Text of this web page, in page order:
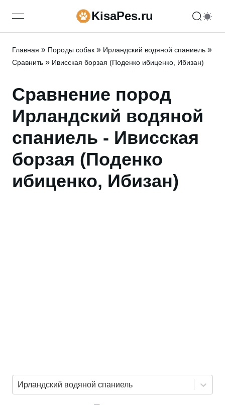
open navigation menuKisaPes.ru
Главная » Породы собак » Ирландский водяной спаниель »
Сравнить » Ивисская борзая (Поденко ибиценко, Ибизан)
Сравнение пород
Ирландский водяной
спаниель - Ивисская
борзая (Поденко
ибиценко, Ибизан)
Ирландский водяной спаниель